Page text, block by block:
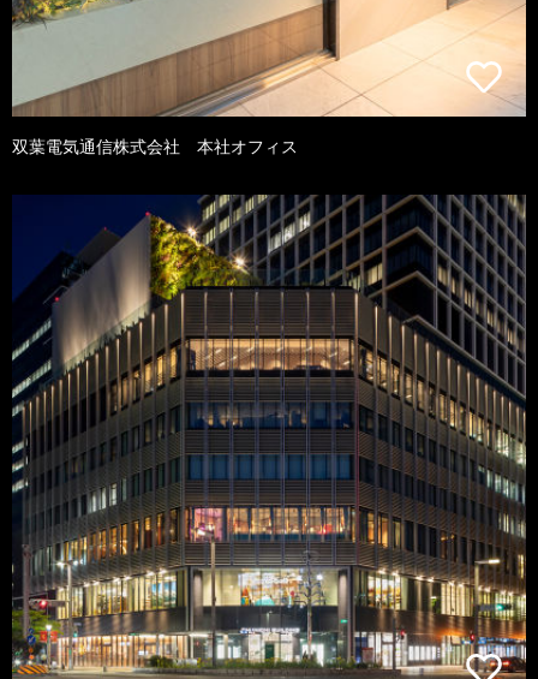
双葉電気通信株式会社 本社オフィス